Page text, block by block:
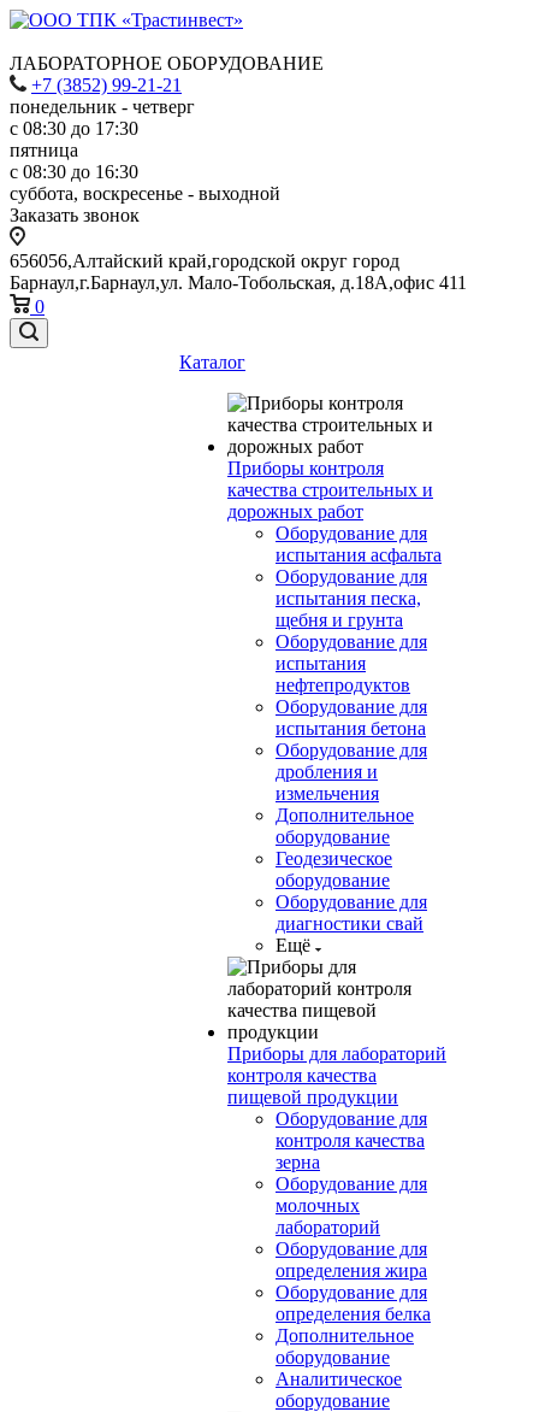
ЛАБОРАТОРНОЕ ОБОРУДОВАНИЕ
+7 (3852) 99-21-21
понедельник - четверг
с 08:30 до 17:30
пятница
с 08:30 до 16:30
суббота, воскресенье - выходной
Заказать звонок
656056,Алтайский край,городской округ город
Барнаул,г.Барнаул,ул. Мало-Тобольская, д.18А,офис 411
0
Каталог
Приборы контроля
качества строительных и
дорожных работ
Оборудование для
испытания асфальта
Оборудование для
испытания песка,
щебня и грунта
Оборудование для
испытания
нефтепродуктов
Оборудование для
испытания бетона
Оборудование для
дробления и
измельчения
Дополнительное
оборудование
Геодезическое
оборудование
Оборудование для
диагностики свай
Ещё
Приборы для лабораторий
контроля качества
пищевой продукции
Оборудование для
контроля качества
зерна
Оборудование для
молочных
лабораторий
Оборудование для
определения жира
Оборудование для
определения белка
Дополнительное
оборудование
Аналитическое
оборудование